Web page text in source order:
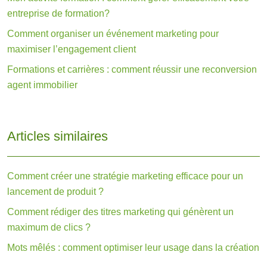
entreprise de formation?
Comment organiser un événement marketing pour
maximiser l’engagement client
Formations et carrières : comment réussir une reconversion
agent immobilier
Articles similaires
Comment créer une stratégie marketing efficace pour un
lancement de produit ?
Comment rédiger des titres marketing qui génèrent un
maximum de clics ?
Mots mêlés : comment optimiser leur usage dans la création